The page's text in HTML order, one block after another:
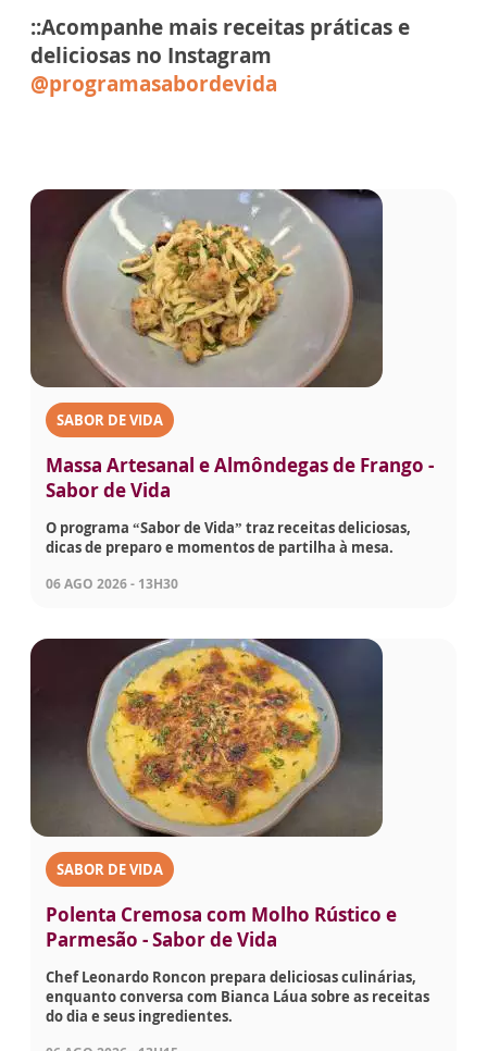
::Acompanhe mais receitas práticas e
deliciosas no Instagram
@programasabordevida
SABOR DE VIDA
Massa Artesanal e Almôndegas de Frango -
Sabor de Vida
O programa “Sabor de Vida” traz receitas deliciosas,
dicas de preparo e momentos de partilha à mesa.
06 AGO 2026 - 13H30
SABOR DE VIDA
Polenta Cremosa com Molho Rústico e
Parmesão - Sabor de Vida
Chef Leonardo Roncon prepara deliciosas culinárias,
enquanto conversa com Bianca Láua sobre as receitas
do dia e seus ingredientes.